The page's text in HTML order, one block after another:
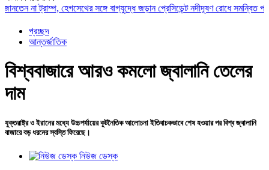
ট্রাম্প, হেগসেথের সঙ্গে বাগ্‌যুদ্ধে জড়ান প্রেসিডেন্টনদীদূষণ রোধে সমন্বিত পদক্ষেপ
প্রচ্ছদ
আন্তর্জাতিক
বিশ্ববাজারে আরও কমলো জ্বালানি তেলের
দাম
যুক্তরাষ্ট্র ও ইরানের মধ্যে উচ্চপর্যায়ের কূটনৈতিক আলোচনা ইতিবাচকভাবে শেষ হওয়ার পর বিশ্ব জ্বালানি
বাজারে বড় ধরনের স্বস্তি ফিরেছে।
নিউজ ডেস্ক